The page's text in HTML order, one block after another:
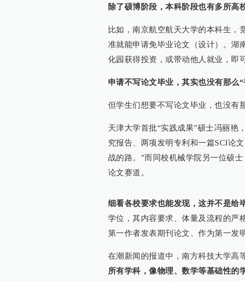
除了硕博阶段，本科阶段也有多所高
比如，南京航空航天大学的本科生，
准就能申请免毕业论文（设计）。湖
化园获得投资，或带动他人就业，即
申请不写论文毕业，其实也没有那么“
但学生们想要不写论文毕业，也没有
天津大学首批“实践成果”硕士冯丽艳
究报告、两项发明专利和一篇SCI论
战的路。”而同校机械学院另一位硕
论文赛道。
细看各校要求也能发现，这并不是给
学位，其内容要求、体量及流程的严
第一作者发表期刊论文、作为第一发
在潮新闻的报道中，南方科技大学高
所有学科，像物理、数学等基础性的